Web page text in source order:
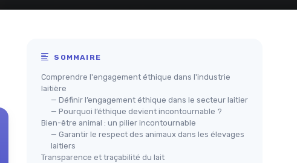
SOMMAIRE
Comprendre l'engagement éthique dans l'industrie
laitière
— Définir l’engagement éthique dans le secteur laitier
— Pourquoi l’éthique devient incontournable ?
Bien-être animal : un pilier incontournable
— Garantir le respect des animaux dans les élevages
laitiers
Transparence et traçabilité du lait